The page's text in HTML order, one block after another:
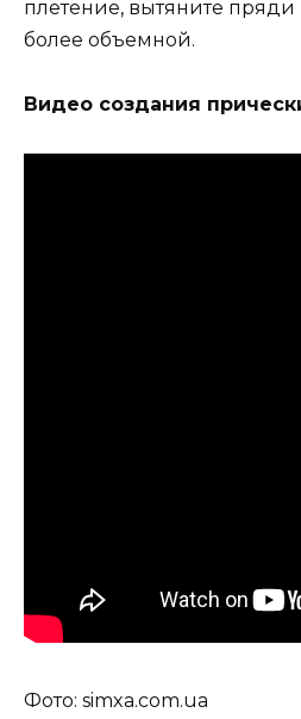
плетение, вытяните пряди
более объемной.
Видео создания
Фото: simxa.com.ua